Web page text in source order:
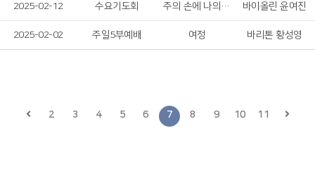
2025-02-12 수요기도회 주의 손에 나의 손을 포개고 바이올린 윤여진
2025-02-02 주일5부예배 여정 바리톤 황성영
2 3 4 5 6 7 8 9 10 11